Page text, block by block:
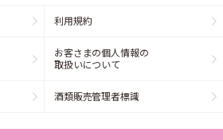
利用規約
お客さまの個人情報の
取扱いについて
酒類販売管理者標識